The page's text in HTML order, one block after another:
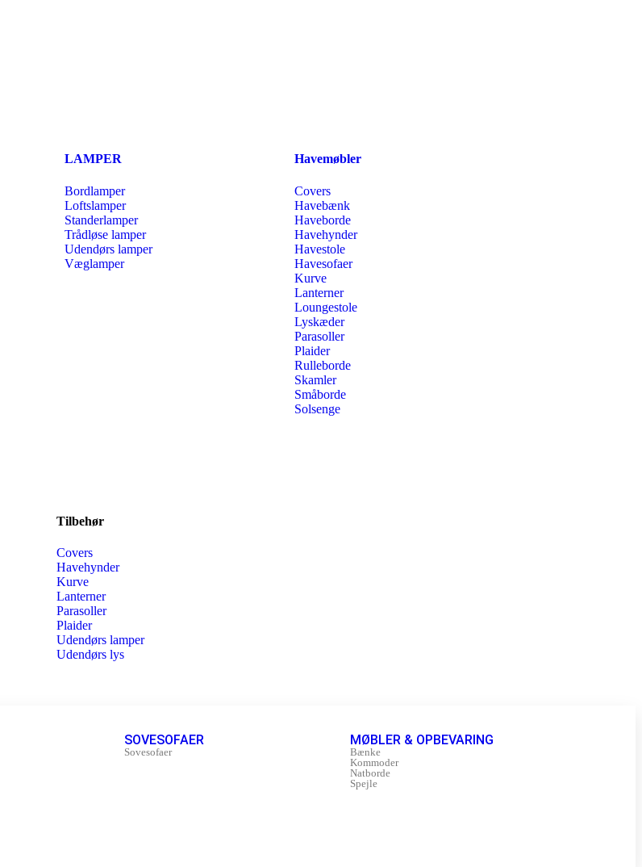
LAMPER
Bordlamper
Loftslamper
Standerlamper
Trådløse lamper
Udendørs lamper
Væglamper
Havemøbler
Covers
Havebænk
Haveborde
Havehynder
Havestole
Havesofaer
Kurve
Lanterner
Loungestole
Lyskæder
Parasoller
Plaider
Rulleborde
Skamler
Småborde
Solsenge
Tilbehør
Covers
Havehynder
Kurve
Lanterner
Parasoller
Plaider
Udendørs lamper
Udendørs lys
SOVESOFAER
Sovesofaer
MØBLER & OPBEVARING
Bænke
Kommoder
Natborde
Spejle